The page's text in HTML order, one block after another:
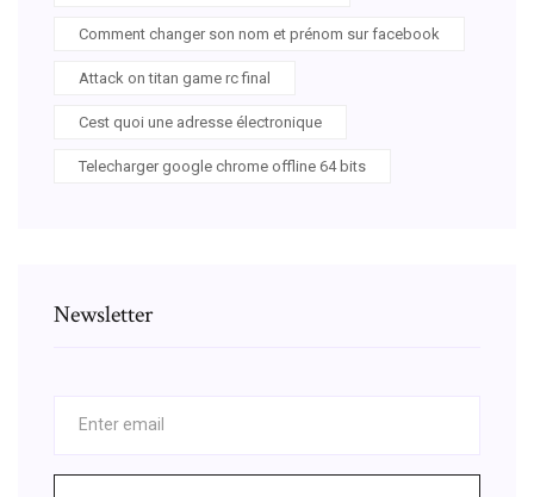
Comment changer son nom et prénom sur facebook
Attack on titan game rc final
Cest quoi une adresse électronique
Telecharger google chrome offline 64 bits
Newsletter